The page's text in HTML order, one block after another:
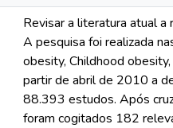
Revisar a literatura atual
A pesquisa foi realizada
obesity, Childhood
partir de abril de 2010 a
88.393 estudos. Após
foram cogitados 182